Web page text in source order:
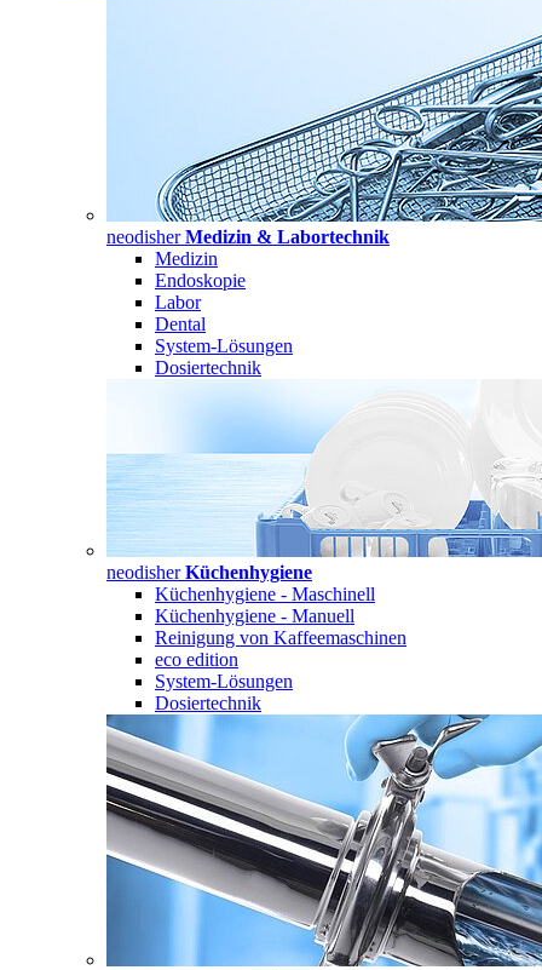
neodisherMedizin & Labortechnik
Medizin
Endoskopie
Labor
Dental
System-Lösungen
Dosiertechnik
neodisherKüchenhygiene
Küchenhygiene - Maschinell
Küchenhygiene - Manuell
Reinigung von Kaffeemaschinen
eco edition
System-Lösungen
Dosiertechnik